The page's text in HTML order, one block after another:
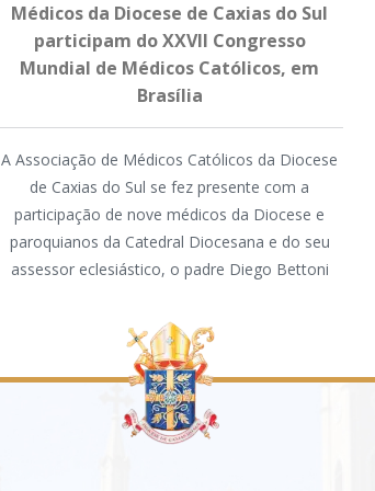
Médicos da Diocese de Caxias do Sul
participam do XXVII Congresso
Mundial de Médicos Católicos, em
Brasília
A Associação de Médicos Católicos da Diocese
de Caxias do Sul se fez presente com a
participação de nove médicos da Diocese e
paroquianos da Catedral Diocesana e do seu
assessor eclesiástico, o padre Diego Bettoni